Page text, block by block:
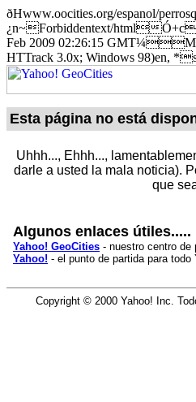
ðHwww.oocities.org/espanol/
¿n~Forbiddentext/html
Feb 2009 02:26:15
HTTrack 3.0x; Windows 98)en,
Esta página no está
Uhhh..., Ehhh...,
darle a usted la mala noticia).
que
Algunos enlaces útiles.....
Yahoo! GeoCities - nuestro centro de
Yahoo! - el punto de partida para todo
Copyright © 2000 Yahoo! Inc.